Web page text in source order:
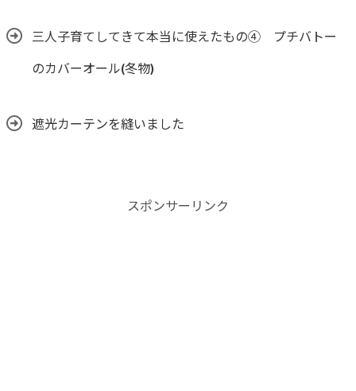
三人子育てしてきて本当に使えたもの④ プチバトー
のカバーオール(冬物)
遮光カーテンを縫いました
スポンサーリンク